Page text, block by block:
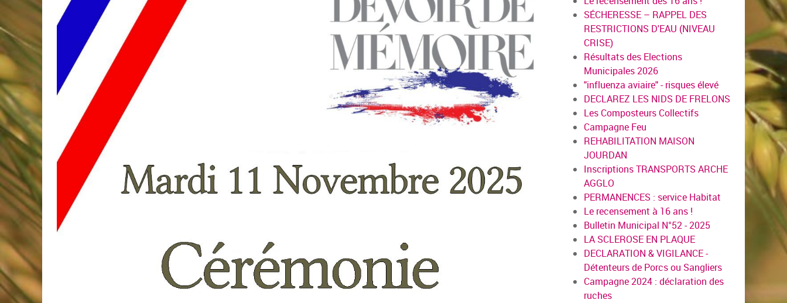
SÉCHERESSE – RAPPEL DES
RESTRICTIONS D'EAU (NIVEAU
CRISE)
Résultats des Elections
Municipales 2026
"influenza aviaire" - risques élevé
DECLAREZ LES NIDS DE FRELONS
Les Composteurs Collectifs
Campagne Feu
REHABILITATION MAISON
JOURDAN
Inscriptions TRANSPORTS ARCHE
AGGLO
PERMANENCES : service Habitat
Le recensement à 16 ans !
Bulletin Municipal N°52 - 2025
LA SCLEROSE EN PLAQUE
DECLARATION & VIGILANCE -
Détenteurs de Porcs ou Sangliers
Campagne 2024 : déclaration des
ruches